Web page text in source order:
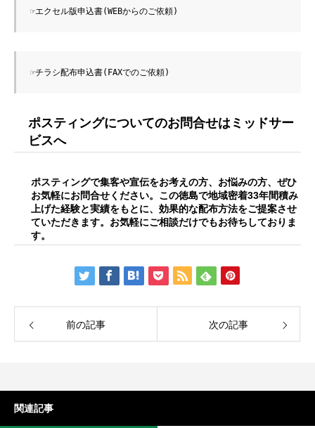
☞エクセル版申込書(WEBからのご依頼)
☞チラシ配布申込書(FAXでのご依頼)
ポスティングについてのお問合せはミッドサー
ビスへ
ポスティングで集客や宣伝をお考えの方、お悩みの方、ぜひ
お気軽にお問合せください。この徳島で地域密着33年間積み
上げた経験と実績をもとに、効果的な配布方法をご提案させ
ていただきます。お気軽にご相談だけでもお待ちしておりま
す。
前の記事 次の記事
関連記事